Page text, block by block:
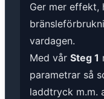
Ger mer effekt,
vardagen.
Med vår Steg 1
parametrar så
laddtryck m.m.